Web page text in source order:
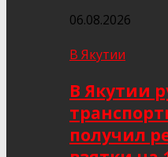
06.08.2026
В Якутии
В Якутии
получил